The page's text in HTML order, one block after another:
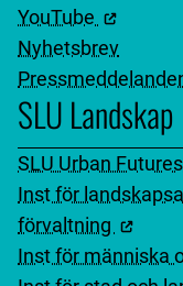
YouTube
Nyhetsbrev
SLU Landskap
SLU Urban Futures
Inst för
förvaltning
Inst för människa